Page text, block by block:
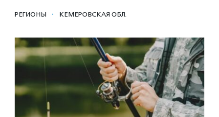
РЕГИОНЫ · КЕМЕРОВСКАЯ ОБЛ.